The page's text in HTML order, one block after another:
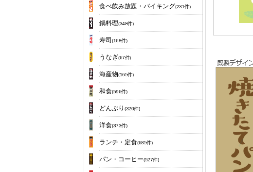
食べ飲み放題・バイキング(231件)
鍋料理(348件)
寿司 (168件)
うなぎ(67件)
海産物(165件)
和食(596件)
どんぶり (320件)
洋食(373件)
ランチ・定食(685件)
パン・コーヒー(527件)